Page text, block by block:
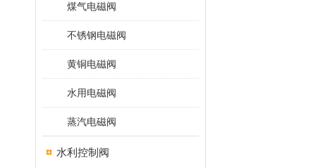
煤气电磁阀
不锈钢电磁阀
黄铜电磁阀
水用电磁阀
蒸汽电磁阀
水利控制阀